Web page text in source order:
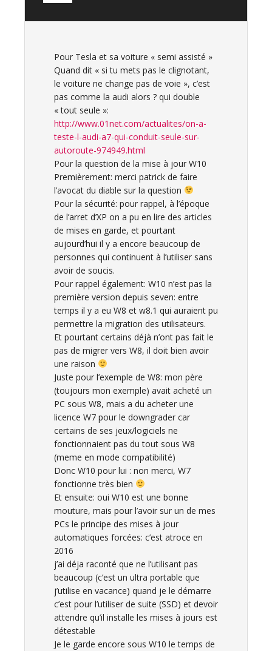
Pour Tesla et sa voiture « semi assisté »
Quand dit « si tu mets pas le clignotant,
le voiture ne change pas de voie », c’est
pas comme la audi alors ? qui double
« tout seule »:
http://www.01net.com/actualites/on-a-
teste-l-audi-a7-qui-conduit-seule-sur-
autoroute-974949.html
Pour la question de la mise à jour W10
Premièrement: merci patrick de faire
l’avocat du diable sur la question
Pour la sécurité: pour rappel, à l’époque
de l’arret d’XP on a pu en lire des articles
de mises en garde, et pourtant
aujourd’hui il y a encore beaucoup de
personnes qui continuent à l’utiliser sans
avoir de soucis.
Pour rappel également: W10 n’est pas la
première version depuis seven: entre
temps il y a eu W8 et w8.1 qui auraient pu
permettre la migration des utilisateurs.
Et pourtant certains déjà n’ont pas fait le
pas de migrer vers W8, il doit bien avoir
une raison
Juste pour l’exemple de W8: mon père
(toujours mon exemple) avait acheté un
PC sous W8, mais a du acheter une
licence W7 pour le downgrader car
certains de ses jeux/logiciels ne
fonctionnaient pas du tout sous W8
(meme en mode compatibilité)
Donc W10 pour lui : non merci, W7
fonctionne très bien
Et ensuite: oui W10 est une bonne
mouture, mais pour l’avoir sur un de mes
PCs le principe des mises à jour
automatiques forcées: c’est atroce en
2016
j’ai déja raconté que ne l’utilisant pas
beaucoup (c’est un ultra portable que
j’utilise en vacance) quand je le démarre
c’est pour l’utiliser de suite (SSD) et devoir
attendre qu’il installe les mises à jours est
détestable
Je le garde encore sous W10 le temps de